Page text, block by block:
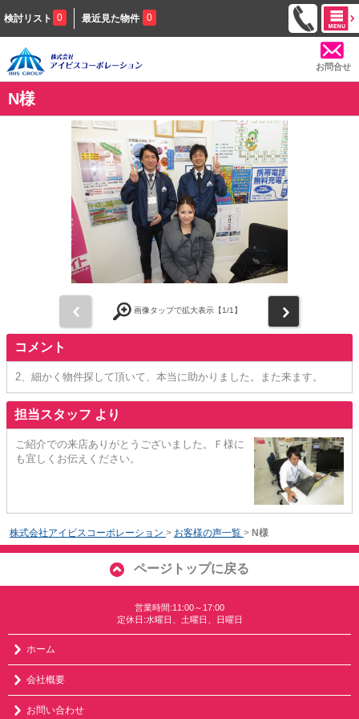
検討リスト 0 最近見た物件 0
お問合せ
N様
画像タップで拡大表示【1/1】
コメント
2、細かく物件探して頂いて、本当に助かりました。また来ます。
担当スタッフ より
ご紹介での来店ありがとうございました。Ｆ様に
も宜しくお伝えください。
株式会社アイビスコーポレーション > お客様の声一覧 > N様
ページトップに戻る
営業時間:11:00～17:00
定休日:水曜日、土曜日、日曜日
ホーム
会社概要
お問い合わせ